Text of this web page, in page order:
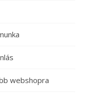
webshopra